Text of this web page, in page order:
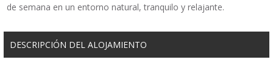
de semana en un entorno natural, tranquilo y relajante.
DESCRIPCIÓN DEL ALOJAMIENTO